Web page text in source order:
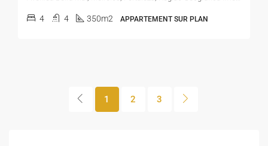
4 4 350m2 APPARTEMENT SUR PLAN
1 2 3